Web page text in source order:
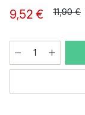
9,52 € 11,90 €